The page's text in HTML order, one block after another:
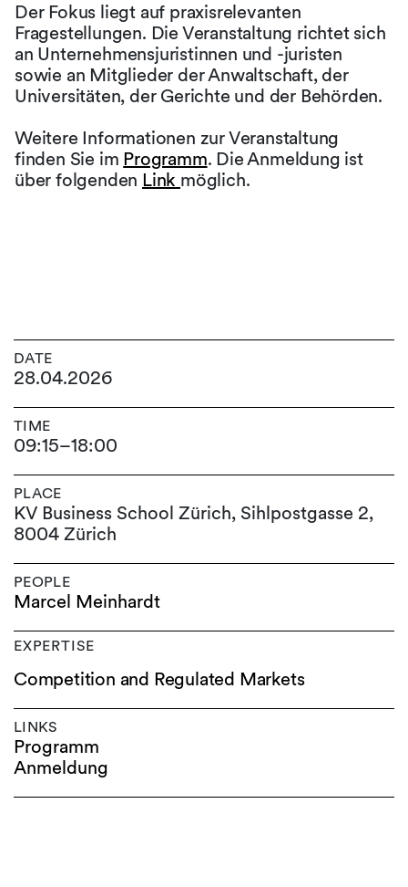
Der Fokus liegt auf praxisrelevanten
Fragestellungen. Die Veranstaltung richtet sich
an Unternehmensjuristinnen und -juristen
sowie an Mitglieder der Anwaltschaft, der
Universitäten, der Gerichte und der Behörden.
Weitere Informationen zur Veranstaltung
finden Sie im Programm. Die Anmeldung ist
über folgenden Link möglich.
DATE
28.04.2026
TIME
09:15–18:00
PLACE
KV Business School Zürich, Sihlpostgasse 2,
8004 Zürich
PEOPLE
Marcel Meinhardt
EXPERTISE
Competition and Regulated Markets
LINKS
Programm
Anmeldung